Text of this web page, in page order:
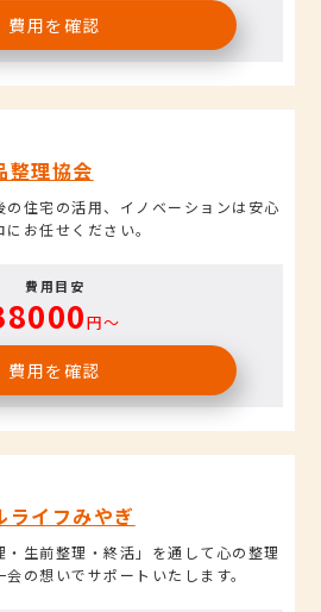
費用を確認
整理協会
の住宅の活用、イノベーションは安心
にお任せください。
費用目安
円〜
費用を確認
ライフみやぎ
・生前整理・終活」を通して心の整理
会の想いでサポートいたします。